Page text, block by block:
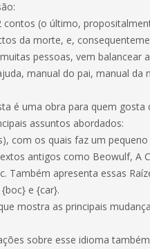
contos (o último,
da morte, e,
pessoas, vem balancear
manual do pai, manual da
é uma obra para quem
assuntos abordados:
com os quais faz um
antigos como Beowulf, A
Também apresenta essas
e {car}.
mostra as principais
sobre esse idioma